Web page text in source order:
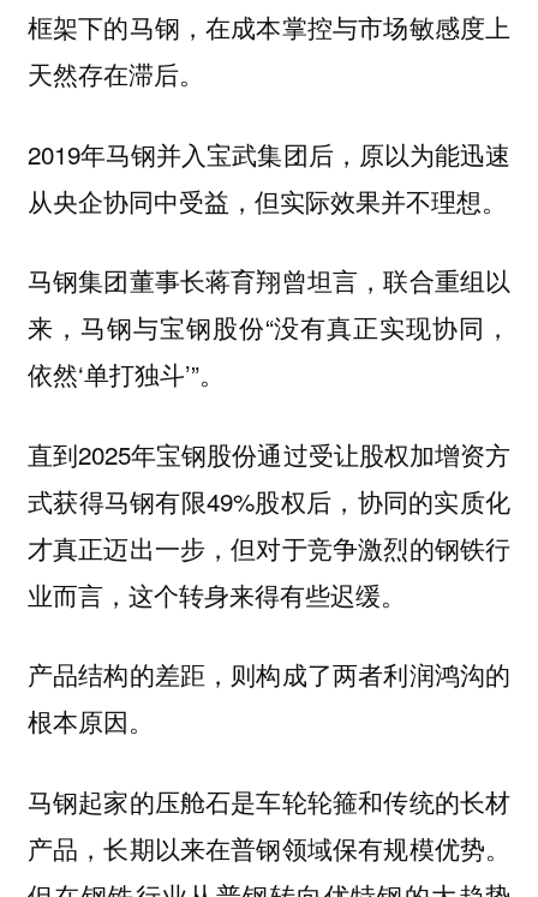
框架下的马钢，在成本掌控与市场敏感度上
天然存在滞后。
2019年马钢并入宝武集团后，原以为能迅速
从央企协同中受益，但实际效果并不理想。
马钢集团董事长蒋育翔曾坦言，联合重组以
来，马钢与宝钢股份“没有真正实现协同，
依然‘单打独斗’”。
直到2025年宝钢股份通过受让股权加增资方
式获得马钢有限49%股权后，协同的实质化
才真正迈出一步，但对于竞争激烈的钢铁行
业而言，这个转身来得有些迟缓。
产品结构的差距，则构成了两者利润鸿沟的
根本原因。
马钢起家的压舱石是车轮轮箍和传统的长材
产品，长期以来在普钢领域保有规模优势。